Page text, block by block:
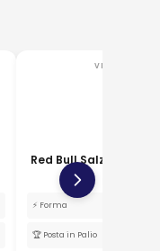
VERDETTO
Red Bull Salzburg
⚡ Forma
🏆 Posta in Palio